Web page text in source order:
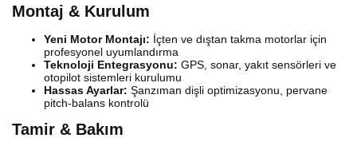
Montaj & Kurulum
Yeni Motor Montajı: İçten ve dıştan takma motorlar için
profesyonel uyumlandırma
Teknoloji Entegrasyonu: GPS, sonar, yakıt sensörleri ve
otopilot sistemleri kurulumu
Hassas Ayarlar: Şanzıman dişli optimizasyonu, pervane
pitch-balans kontrolü
Tamir & Bakım